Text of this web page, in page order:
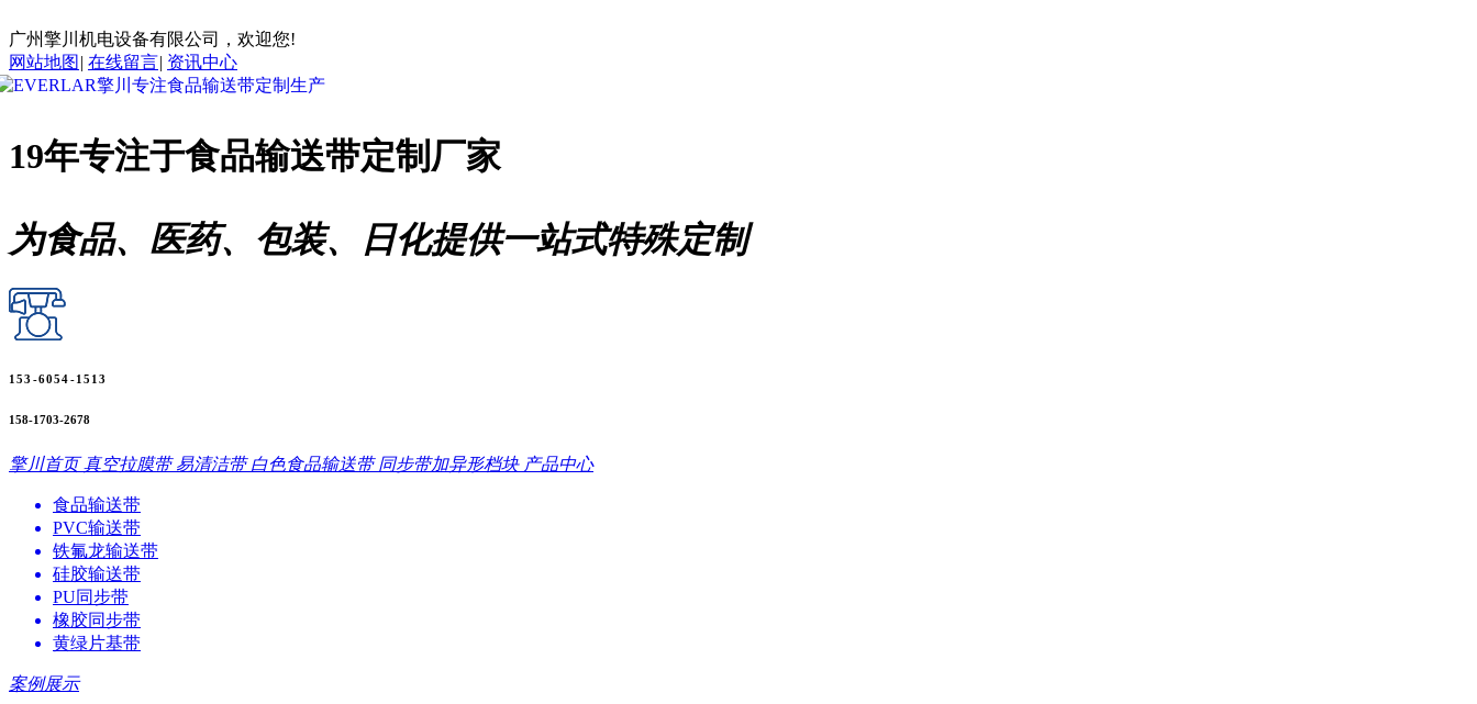
广州擎川机电设备有限公司，欢迎您!
网站地图 | 在线留言| 资讯中心
19年专注于食品输送带定制厂家
为食品、医药、包装、日化提供一站式特殊定制
153-6054-1513
158-1703-2678
擎川首页 真空拉膜带 易清洁带 白色食品输送带 同步带加异形档块 产品中心
食品输送带
PVC输送带
铁氟龙输送带
硅胶输送带
PU同步带
橡胶同步带
黄绿片基带
案例展示